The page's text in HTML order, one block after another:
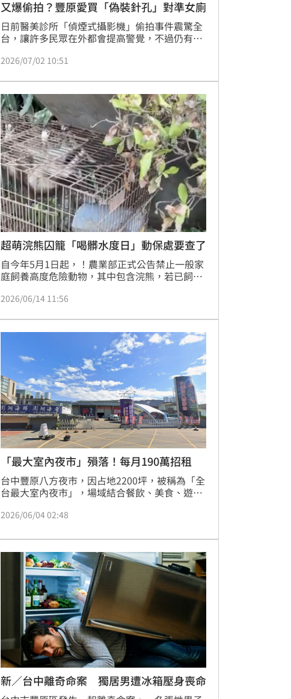
又爆偷拍？豐原愛買「偽裝針孔」對準女廁
日前醫美診所「偵煙式攝影機」偷拍事件震驚全
台，讓許多民眾在外都會提高警覺，不過仍有網
口，發現天花板角落裝有煙霧偵測器，嚇得立即
明，監視器拍攝內容只是門口，未涉及女廁和哺
乳室內部，未侵犯相關隱私問題。
2026/07/02 10:51
超萌浣熊囚籠「喝髒水度日」動保處要查了
自今年5月1日起，！農業部正式公告禁止一般家
庭飼養高度危險動物，其中包含浣熊，若已飼養
一隻北美浣熊被關在戶外狹小的生鏽鐵籠內，擔
查，若確實有照護不當等情事，將依法要求限期
改善；若逾期未改，最高可處1萬5千元罰鍰。
2026/06/14 11:56
「最大室內夜市」殞落！每月190萬招租
台中豐原八方夜市，因占地2200坪，被稱為「全
台最大室內夜市」，場域結合餐飲、美食、遊戲
周邊地區民眾前往消費。但隨著消費習慣改變及
190萬元價格對外招租，消息曝光後引發地方熱
議。
2026/06/04 02:48
新／台中離奇命案 獨居男遭冰箱壓身喪命